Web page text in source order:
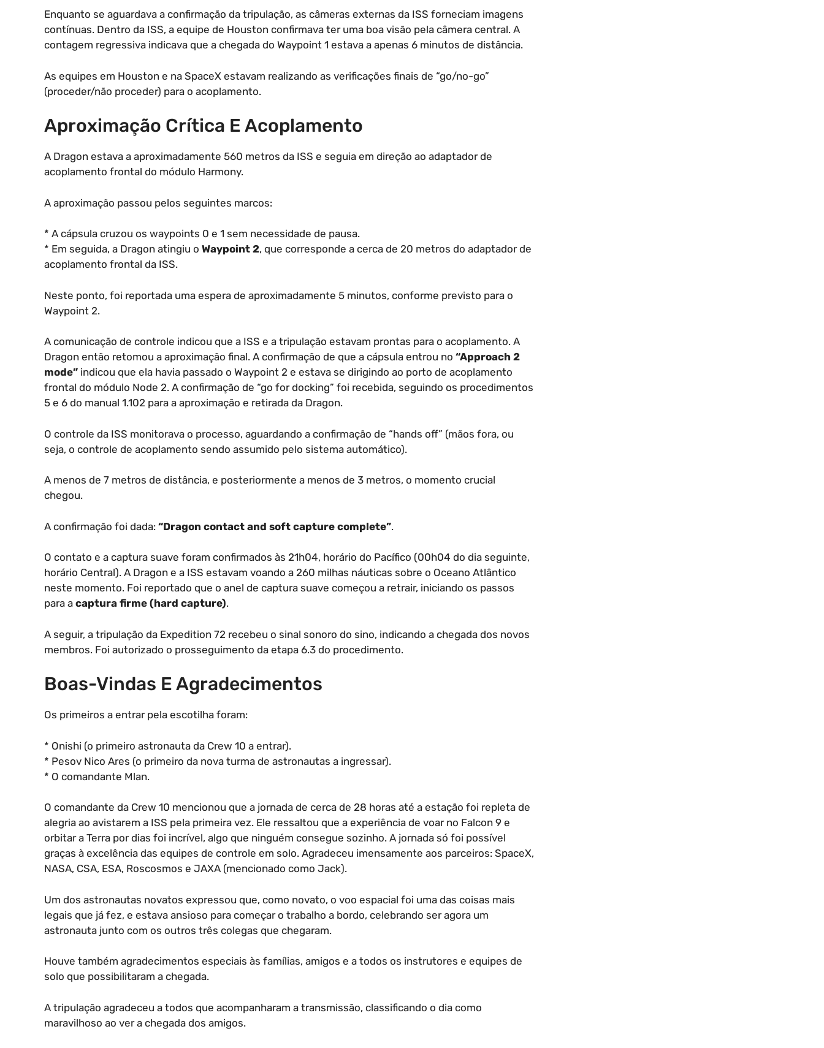
Enquanto se aguardava a confirmação da tripulação, as câmeras externas da ISS forneciam imagens
contínuas. Dentro da ISS, a equipe de Houston confirmava ter uma boa visão pela câmera central. A
contagem regressiva indicava que a chegada do Waypoint 1 estava a apenas 6 minutos de distância.
As equipes em Houston e na SpaceX estavam realizando as verificações finais de “go/no-go”
(proceder/não proceder) para o acoplamento.
Aproximação Crítica E Acoplamento
A Dragon estava a aproximadamente 560 metros da ISS e seguia em direção ao adaptador de
acoplamento frontal do módulo Harmony.
A aproximação passou pelos seguintes marcos:
* A cápsula cruzou os waypoints 0 e 1 sem necessidade de pausa.
* Em seguida, a Dragon atingiu o Waypoint 2, que corresponde a cerca de 20 metros do adaptador de
acoplamento frontal da ISS.
Neste ponto, foi reportada uma espera de aproximadamente 5 minutos, conforme previsto para o
Waypoint 2.
A comunicação de controle indicou que a ISS e a tripulação estavam prontas para o acoplamento. A
Dragon então retomou a aproximação final. A confirmação de que a cápsula entrou no “Approach 2
mode” indicou que ela havia passado o Waypoint 2 e estava se dirigindo ao porto de acoplamento
frontal do módulo Node 2. A confirmação de “go for docking” foi recebida, seguindo os procedimentos
5 e 6 do manual 1.102 para a aproximação e retirada da Dragon.
O controle da ISS monitorava o processo, aguardando a confirmação de “hands off” (mãos fora, ou
seja, o controle de acoplamento sendo assumido pelo sistema automático).
A menos de 7 metros de distância, e posteriormente a menos de 3 metros, o momento crucial
chegou.
A confirmação foi dada: “Dragon contact and soft capture complete”.
O contato e a captura suave foram confirmados às 21h04, horário do Pacífico (00h04 do dia seguinte,
horário Central). A Dragon e a ISS estavam voando a 260 milhas náuticas sobre o Oceano Atlântico
neste momento. Foi reportado que o anel de captura suave começou a retrair, iniciando os passos
para a captura firme (hard capture).
A seguir, a tripulação da Expedition 72 recebeu o sinal sonoro do sino, indicando a chegada dos novos
membros. Foi autorizado o prosseguimento da etapa 6.3 do procedimento.
Boas-Vindas E Agradecimentos
Os primeiros a entrar pela escotilha foram:
* Onishi (o primeiro astronauta da Crew 10 a entrar).
* Pesov Nico Ares (o primeiro da nova turma de astronautas a ingressar).
* O comandante Mlan.
O comandante da Crew 10 mencionou que a jornada de cerca de 28 horas até a estação foi repleta de
alegria ao avistarem a ISS pela primeira vez. Ele ressaltou que a experiência de voar no Falcon 9 e
orbitar a Terra por dias foi incrível, algo que ninguém consegue sozinho. A jornada só foi possível
graças à excelência das equipes de controle em solo. Agradeceu imensamente aos parceiros: SpaceX,
NASA, CSA, ESA, Roscosmos e JAXA (mencionado como Jack).
Um dos astronautas novatos expressou que, como novato, o voo espacial foi uma das coisas mais
legais que já fez, e estava ansioso para começar o trabalho a bordo, celebrando ser agora um
astronauta junto com os outros três colegas que chegaram.
Houve também agradecimentos especiais às famílias, amigos e a todos os instrutores e equipes de
solo que possibilitaram a chegada.
A tripulação agradeceu a todos que acompanharam a transmissão, classificando o dia como
maravilhoso ao ver a chegada dos amigos.